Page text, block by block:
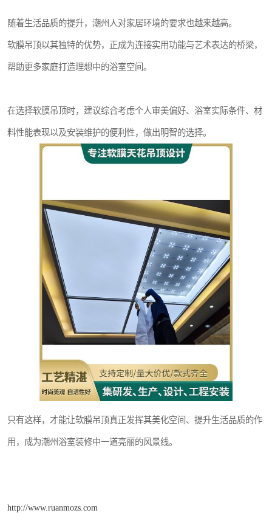
随着生活品质的提升，潮州人对家居环境的要求也越来越高。
软膜吊顶以其独特的优势，正成为连接实用功能与艺术表达的桥梁，
帮助更多家庭打造理想中的浴室空间。
在选择软膜吊顶时，建议综合考虑个人审美偏好、浴室实际条件、材
料性能表现以及安装维护的便利性，做出明智的选择。
只有这样，才能让软膜吊顶真正发挥其美化空间、提升生活品质的作
用，成为潮州浴室装修中一道亮丽的风景线。
http://www.ruanmozs.com